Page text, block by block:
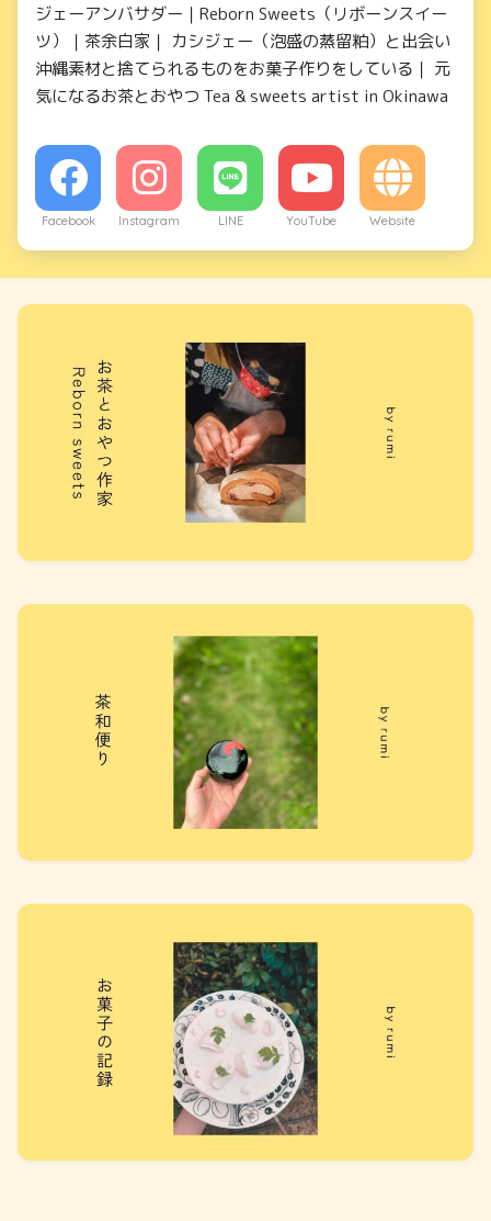
ジェーアンバサダー｜Reborn Sweets（リボーンスイー
ツ）｜茶余白家｜ カシジェー（泡盛の蒸留粕）と出会い
沖縄素材と捨てられるものをお菓子作りをしている｜ 元
気になるお茶とおやつ Tea & sweets artist in Okinawa
Facebook Instagram LINE YouTube Website